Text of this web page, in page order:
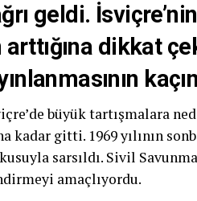
geldi.
dikkat
büyük tartışmalara
kadar gitti. 1969 yılının
sarsıldı. Sivil
amaçlıyordu.